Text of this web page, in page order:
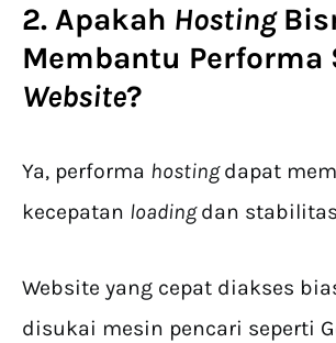
2. Apakah Hosting
Membantu Performa
Website?
Ya, performa hostingdapat
kecepatan loadingdan
Website yang cepat diakses
disukai mesin pencari seperti